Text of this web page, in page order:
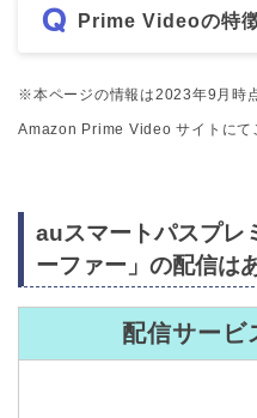
Prime Videoの特
※本ページの情報は2023年9月時
Amazon Prime Video サイトにて
auスマートパスプレ
ーファー」の配信は
配信サービ